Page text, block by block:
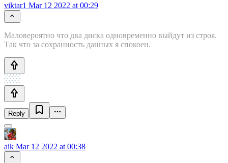
viktar1 Mar 12 2022 at 00:29
Маловероятно что два диска одновременно выйдут из строя.
Так что за сохранность данных я спокоен.
Reply
aik Mar 12 2022 at 00:38